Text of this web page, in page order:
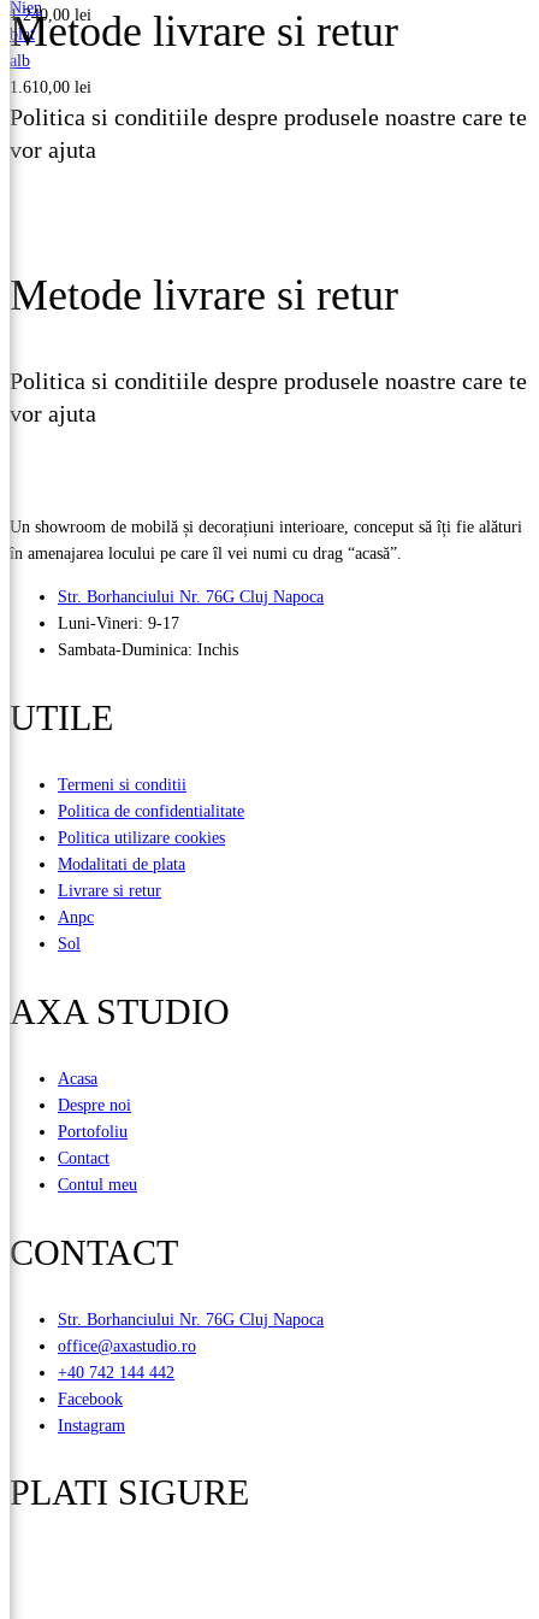
1.240,00 lei
Nien
blat
alb
1.610,00 lei
Metode livrare si retur
Politica si conditiile despre produsele noastre care te
vor ajuta
Metode livrare si retur
Politica si conditiile despre produsele noastre care te
vor ajuta
Un showroom de mobilă și decorațiuni interioare, conceput să îți fie alături
în amenajarea locului pe care îl vei numi cu drag “acasă”.
Str. Borhanciului Nr. 76G Cluj Napoca
Luni-Vineri: 9-17
Sambata-Duminica: Inchis
UTILE
Termeni si conditii
Politica de confidentialitate
Politica utilizare cookies
Modalitati de plata
Livrare si retur
Anpc
Sol
AXA STUDIO
Acasa
Despre noi
Portofoliu
Contact
Contul meu
CONTACT
Str. Borhanciului Nr. 76G Cluj Napoca
office@axastudio.ro
+40 742 144 442
Facebook
Instagram
PLATI SIGURE